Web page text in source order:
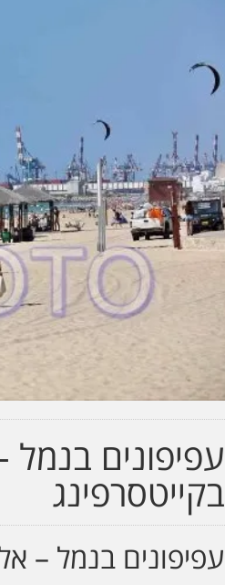
עפיפונים
בקייטסרפינג
עפיפונים בנמל –
בין נתניה לחיפה
עוצרי�...